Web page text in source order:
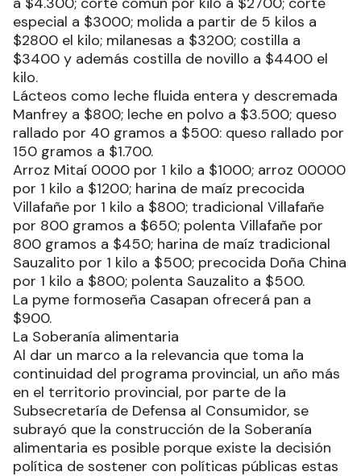
especial a $3000; molida a partir de 5 kilos a
$2800 el kilo; milanesas a $3200; costilla a
$3400 y además costilla de novillo a $4400 el
kilo.
Lácteos como leche fluida entera y descremada
Manfrey a $800; leche en polvo a $3.500; queso
rallado por 40 gramos a $500: queso rallado por
150 gramos a $1.700.
Arroz Mitaí 0000 por 1 kilo a $1000; arroz 00000
por 1 kilo a $1200; harina de maíz precocida
Villafañe por 1 kilo a $800; tradicional Villafañe
por 800 gramos a $650; polenta Villafañe por
800 gramos a $450; harina de maíz tradicional
Sauzalito por 1 kilo a $500; precocida Doña China
por 1 kilo a $800; polenta Sauzalito a $500.
La pyme formoseña Casapan ofrecerá pan a
$900.
La Soberanía alimentaria
Al dar un marco a la relevancia que toma la
continuidad del programa provincial, un año más
en el territorio provincial, por parte de la
Subsecretaría de Defensa al Consumidor, se
subrayó que la construcción de la Soberanía
alimentaria es posible porque existe la decisión
política de sostener con políticas públicas estas